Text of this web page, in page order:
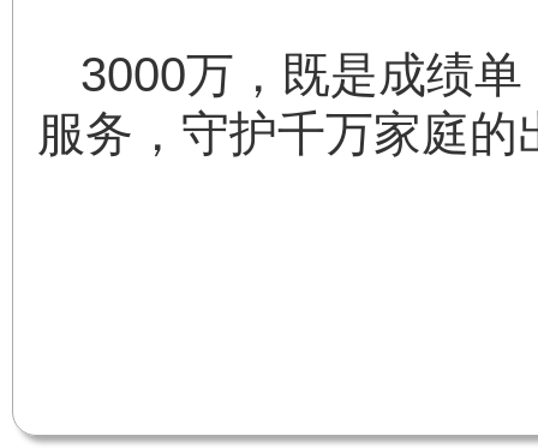
3000万，既是成绩
服务，守护千万家庭